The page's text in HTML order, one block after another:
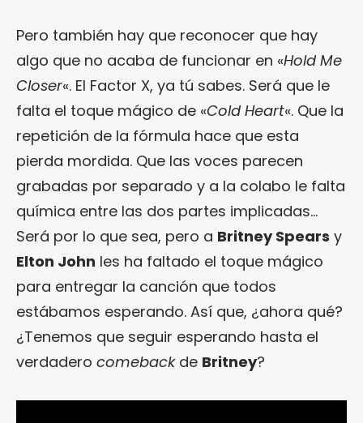
Pero también hay que reconocer que hay
algo que no acaba de funcionar en «Hold Me
Closer«. El Factor X, ya tú sabes. Será que le
falta el toque mágico de «Cold Heart«. Que la
repetición de la fórmula hace que esta
pierda mordida. Que las voces parecen
grabadas por separado y a la colabo le falta
química entre las dos partes implicadas…
Será por lo que sea, pero a Britney Spears y
Elton John les ha faltado el toque mágico
para entregar la canción que todos
estábamos esperando. Así que, ¿ahora qué?
¿Tenemos que seguir esperando hasta el
verdadero comebackde Britney?